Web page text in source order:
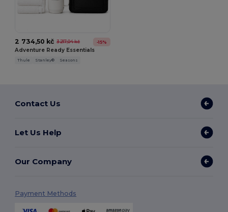
2 734,50 kč 3 217,04 kč -15%
Adventure Ready Essentials
Thule Stanley® Seasons
Contact Us
Let Us Help
Our Company
Payment Methods